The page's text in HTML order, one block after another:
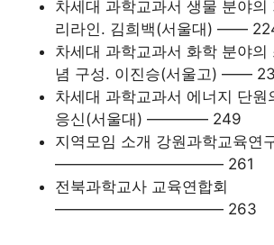
차세대 과학교과서 생물 분야의
리라인. 김희백(서울대) ——
차세대 과학교과서 화학 분야의
념 구성. 이진승(서울고) ——
차세대 과학교과서 에너지 단원
응신(서울대) ———— 249
지역모임 소개 강원과학교육연
——————————— 261
전북과학교사 교육연합회
——————————— 263